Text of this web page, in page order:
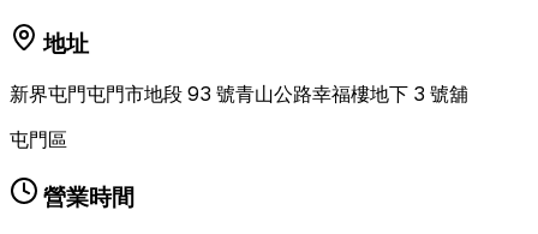
地址
新界屯門屯門市地段 93 號青山公路幸福樓地下 3 號舖
屯門區
營業時間